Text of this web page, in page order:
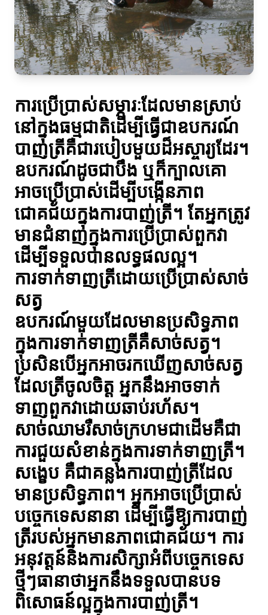
ការប្រើប្រាស់សម្ភារៈដែលមានស្រាប់
នៅក្នុងធម្មជាតិដើម្បីធ្វើជាឧបករណ៍
បាញ់ត្រីគឺជារបៀបមួយដ៏អស្ចារ្យដែរ។
ឧបករណ៍ដូចជាបឹង ឬក៏ក្បាលគោ
អាចប្រើប្រាស់ដើម្បីបង្កើនភាព
ជោគជ័យក្នុងការបាញ់ត្រី។ តែអ្នកត្រូវ
មានជំនាញក្នុងការប្រើប្រាស់ពួកវា
ដើម្បីទទួលបានលទ្ធផលល្អ។
ការទាក់ទាញត្រីដោយប្រើប្រាស់សាច់
សត្វ
ឧបករណ៍មួយដែលមានប្រសិទ្ធភាព
ក្នុងការទាក់ទាញត្រីគឺសាច់សត្វ។
ប្រសិនបើអ្នកអាចរកឃើញសាច់សត្វ
ដែលត្រីចូលចិត្ត អ្នកនឹងអាចទាក់
ទាញពួកវាដោយឆាប់រហ័ស។
សាច់ឈាមរឺសាច់ក្រហមជាដើមគឺជា
ការជួយសំខាន់ក្នុងការទាក់ទាញត្រី។
សង្ខេប គឺជាគន្លងការបាញ់ត្រីដែល
មានប្រសិទ្ធភាព។ អ្នកអាចប្រើប្រាស់
បច្ចេកទេសនានា ដើម្បីធ្វើឱ្យការបាញ់
ត្រីរបស់អ្នកមានភាពជោគជ័យ។ ការ
អនុវត្តន៍និងការសិក្សាអំពីបច្ចេកទេស
ថ្មីៗធានាថាអ្នកនឹងទទួលបានបទ
ពិសោធន៍ល្អក្នុងការបាញ់ត្រី។